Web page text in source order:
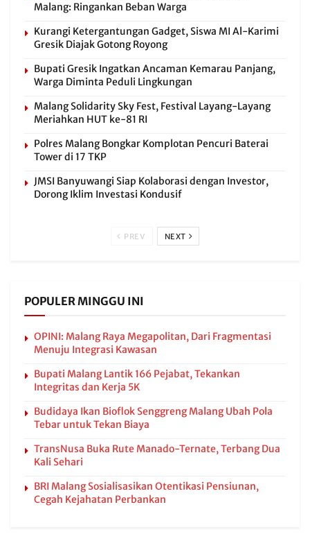
Malang: Ringankan Beban Warga
Kurangi Ketergantungan Gadget, Siswa MI Al-Karimi
Gresik Diajak Gotong Royong
Bupati Gresik Ingatkan Ancaman Kemarau Panjang,
Warga Diminta Peduli Lingkungan
Malang Solidarity Sky Fest, Festival Layang-Layang
Meriahkan HUT ke-81 RI
Polres Malang Bongkar Komplotan Pencuri Baterai
Tower di 17 TKP
JMSI Banyuwangi Siap Kolaborasi dengan Investor,
Dorong Iklim Investasi Kondusif
PREV NEXT
POPULER MINGGU INI
OPINI: Malang Raya Megapolitan, Dari Fragmentasi
Menuju Integrasi Kawasan
Bupati Malang Lantik 166 Pejabat, Tekankan
Integritas dan Kerja 5K
Budidaya Ikan Bioflok Senggreng Malang Ubah Pola
Tebar untuk Tekan Biaya
TransNusa Buka Rute Manado-Ternate, Terbang Dua
Kali Sehari
BRI Malang Sosialisasikan Otentikasi Pensiunan,
Cegah Kejahatan Perbankan